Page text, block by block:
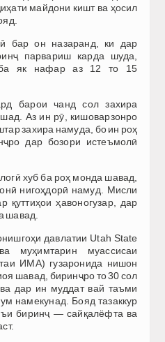
майдони кишт ва ҳосил
бар он назаранд, ки дар
парвариш карда шуда,
як нафар аз 12 то 15
барои чанд сол захира
Аз ин рӯ, кишоварзонро
захира намуда, бо ин роҳ
дар бозори истеъмолӣ
хуб ба роҳ монда шавад,
нигоҳдорӣ намуд. Мисли
қуттиҳои ҳавоногузар, дар
шавад.
давлатии Utah State
муҳимтарин муассисаи
ИМА) гузаронида нишон
шавад, биринҷро то 30 сол
дар ин муддат вай таъми
намекунад. Бояд тазаккур
биринҷ — сайқалёфта ва